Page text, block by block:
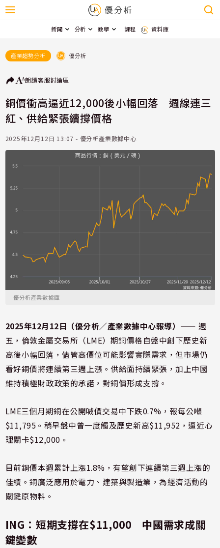
新聞 分析 教學 課程 資料庫
產業趨勢分析 優分析
朗讀客服討論區
銅價衝高逼近12,000後小幅回落 週線連三
紅、供給緊張續撐價格
2025年12月12日 13:07 - 優分析產業數據中心
優分析產業數據庫
2025年12月12日（優分析／產業數據中心報導） ⸺ 週
五，倫敦金屬交易所（LME）期銅價格自盤中創下歷史新
高後小幅回落，儘管高價位可能影響實際需求，但市場仍
看好銅價將連續第三週上漲。供給面持續緊張，加上中國
維持積極財政政策的承諾，對銅價形成支撐。
LME三個月期銅在公開喊價交易中下跌0.7%，報每公噸
$11,795。稍早盤中曾一度觸及歷史新高$11,952，逼近心
理關卡$12,000。
目前銅價本週累計上漲1.8%，有望創下連續第三週上漲的
佳績。銅廣泛應用於電力、建築與製造業，為經濟活動的
關鍵原物料。
ING：短期支撐在$11,000 中國需求成關
鍵變數